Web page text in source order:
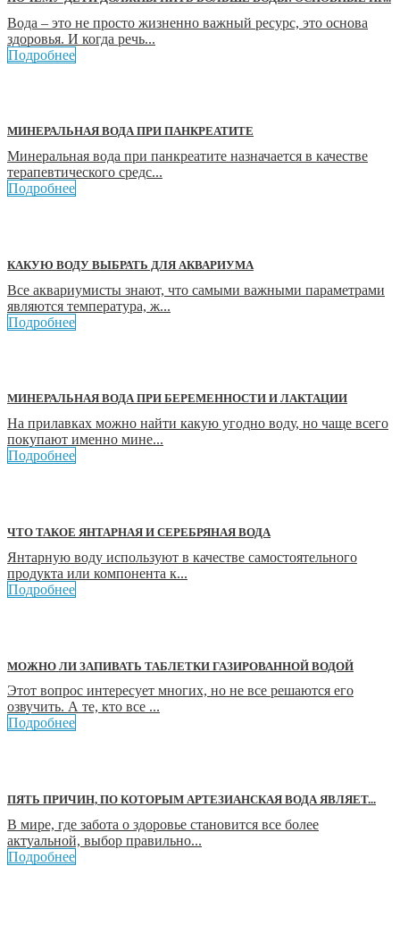
Вода – это не просто жизненно важный ресурс, это основа
здоровья. И когда речь...
Подробнее
МИНЕРАЛЬНАЯ ВОДА ПРИ ПАНКРЕАТИТЕ
Минеральная вода при панкреатите назначается в качестве
терапевтического средс...
Подробнее
КАКУЮ ВОДУ ВЫБРАТЬ ДЛЯ АКВАРИУМА
Все аквариумисты знают, что самыми важными параметрами
являются температура, ж...
Подробнее
МИНЕРАЛЬНАЯ ВОДА ПРИ БЕРЕМЕННОСТИ И ЛАКТАЦИИ
На прилавках можно найти какую угодно воду, но чаще всего
покупают именно мине...
Подробнее
ЧТО ТАКОЕ ЯНТАРНАЯ И СЕРЕБРЯНАЯ ВОДА
Янтарную воду используют в качестве самостоятельного
продукта или компонента к...
Подробнее
МОЖНО ЛИ ЗАПИВАТЬ ТАБЛЕТКИ ГАЗИРОВАННОЙ ВОДОЙ
Этот вопрос интересует многих, но не все решаются его
озвучить. А те, кто все ...
Подробнее
ПЯТЬ ПРИЧИН, ПО КОТОРЫМ АРТЕЗИАНСКАЯ ВОДА ЯВЛЯЕТ...
В мире, где забота о здоровье становится все более
актуальной, выбор правильно...
Подробнее